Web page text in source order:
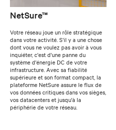
NetSure™
Votre réseau joue un rôle stratégique
dans votre activité. S'il y a une chose
dont vous ne voulez pas avoir à vous
inquiéter, c'est d'une panne du
système d'énergie DC de votre
infrastructure. Avec sa fiabilité
supérieure et son format compact, la
plateforme NetSure assure le flux de
vos données critiques dans vos sièges,
vos datacenters et jusqu'à la
périphérie de votre réseau.